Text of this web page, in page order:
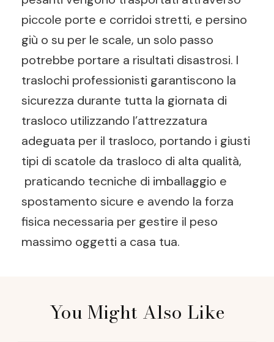
piccole porte e corridoi stretti, e persino
giù o su per le scale, un solo passo
potrebbe portare a risultati disastrosi. I
traslochi professionisti garantiscono la
sicurezza durante tutta la giornata di
trasloco utilizzando l’attrezzatura
adeguata per il trasloco, portando i giusti
tipi di scatole da trasloco di alta qualità,
praticando tecniche di imballaggio e
spostamento sicure e avendo la forza
fisica necessaria per gestire il peso
massimo oggetti a casa tua.
Navigation
You Might Also Like